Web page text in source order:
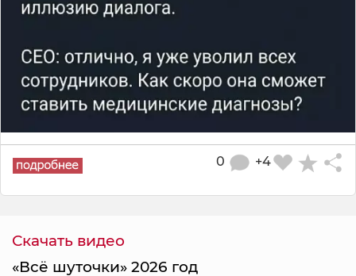
+4
0
Скачать видео
«Всё шуточки» 2026 год